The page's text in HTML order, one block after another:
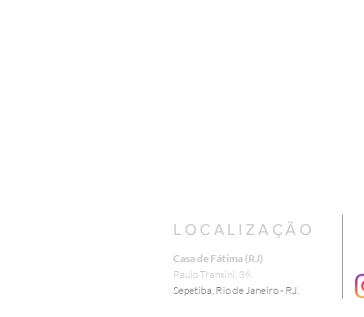
LOCALIZAÇÃO
Casa de Fátima (RJ)
​Paulo Transini, 36.
Sepetiba, Rio de Janeiro - RJ.